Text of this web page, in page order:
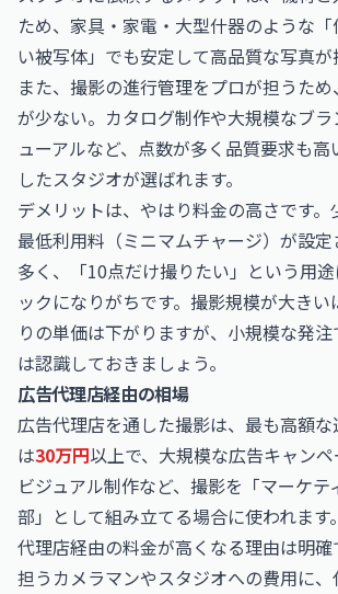
ため、家具・家電・大型什器のような
い被写体」でも安定して高品質な写真が
また、撮影の進行管理をプロが担うた
が少ない。カタログ制作や大規模なブ
ューアルなど、点数が多く品質要求も高
したスタジオが選ばれます。
デメリットは、やはり料金の高さです。
最低利用料（ミニマムチャージ）が設
多く、「10点だけ撮りたい」という用
ックになりがちです。撮影規模が大き
りの単価は下がりますが、小規模な発
は認識しておきましょう。
広告代理店経由の相場
広告代理店を通した撮影は、最も高額な
は30万円以上で、大規模な広告キャン
ビジュアル制作など、撮影を「マーケ
部」として組み立てる場合に使われます。
代理店経由の料金が高くなる理由は明確
担うカメラマンやスタジオへの費用に